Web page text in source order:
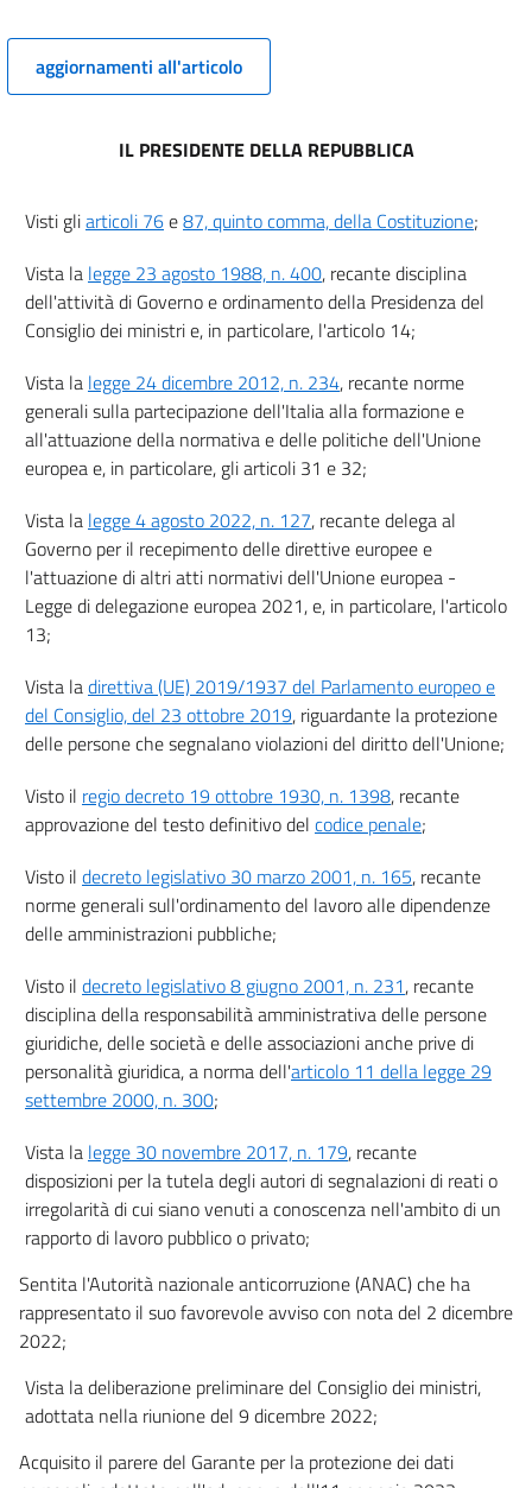
9
10
14
15
Capo III
Misure di protezione
16
17
18
19
20
21
22
Disposizioni finali
23
24
Allegati
Allegato
Allegato
aggiornamenti all'articolo
IL PRESIDENTE DELLA REPUBBLICA
Visti gliarticoli 76e87, quinto comma, della Costituzione;
Vista la legge 23 agosto 1988, n. 400, recante disciplina
dell'attività di Governo e ordinamento della Presidenza del
Consiglio dei ministri e, in particolare, l'articolo 14;
Vista la legge 24 dicembre 2012, n. 234, recante norme
generali sulla partecipazione dell'Italia alla formazione e
all'attuazione della normativa e delle politiche dell'Unione
europea e, in particolare, gli articoli 31 e 32;
Vista la legge 4 agosto 2022, n. 127, recante delega al
Governo per il recepimento delle direttive europee e
l'attuazione di altri atti normativi dell'Unione europea -
Legge di delegazione europea 2021, e, in particolare, l'articolo
13;
Vista ladirettiva (UE) 2019/1937 del Parlamento europeo e
del Consiglio, del 23 ottobre 2019, riguardante la protezione
delle persone che segnalano violazioni del diritto dell'Unione;
Visto il regio decreto 19 ottobre 1930, n. 1398, recante
approvazione del testo definitivo del codice penale;
Visto il decreto legislativo 30 marzo 2001, n. 165, recante
norme generali sull'ordinamento del lavoro alle dipendenze
delle amministrazioni pubbliche;
Visto il decreto legislativo 8 giugno 2001, n. 231, recante
disciplina della responsabilità amministrativa delle persone
giuridiche, delle società e delle associazioni anche prive di
personalità giuridica, a norma dell'articolo 11 della legge 29
settembre 2000, n. 300;
Vista la legge 30 novembre 2017, n. 179, recante
disposizioni per la tutela degli autori di segnalazioni di reati o
irregolarità di cui siano venuti a conoscenza nell'ambito di un
rapporto di lavoro pubblico o privato;
Sentita l'Autorità nazionale anticorruzione (ANAC) che ha
rappresentato il suo favorevole avviso con nota del 2 dicembre
2022;
Vista la deliberazione preliminare del Consiglio dei ministri,
adottata nella riunione del 9 dicembre 2022;
Acquisito il parere del Garante per la protezione dei dati